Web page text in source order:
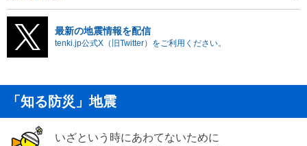
最新の地震情報を配信
tenki.jp公式X（旧Twitter）をご利用ください。
「知る防災」地震
いざという時にあわてないために